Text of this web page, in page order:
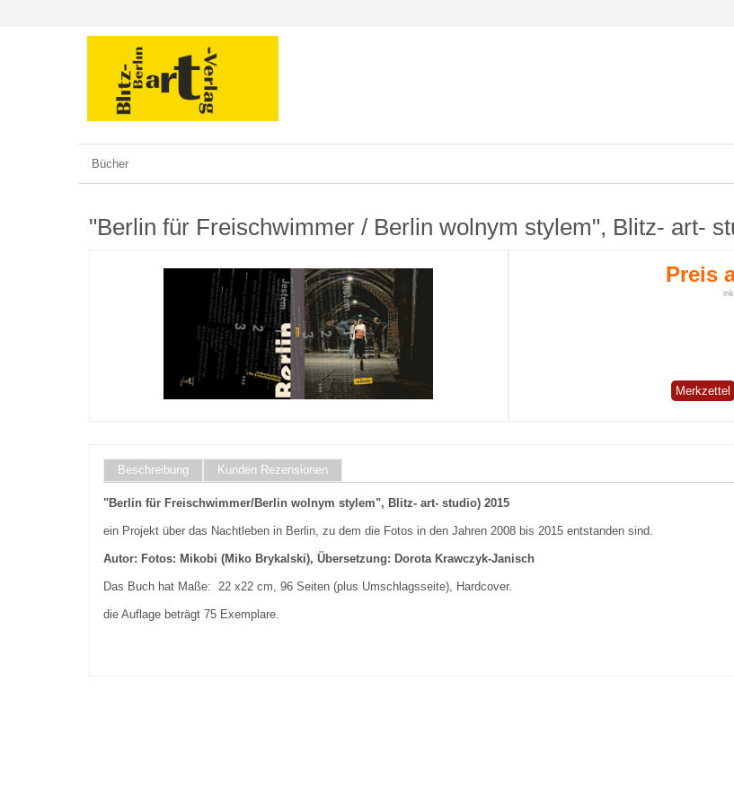
Bücher
"Berlin für Freischwimmer / Berlin wolnym stylem", Blitz- art-
Preis
Merkzettel
Beschreibung Kunden Rezensionen
"Berlin für Freischwimmer/Berlin wolnym stylem", Blitz- art- studio) 2015
ein Projekt über das Nachtleben in Berlin, zu dem die Fotos in den Jahren 2008 bis 2015 entstanden sind.
Autor: Fotos: Mikobi (Miko Brykalski), Übersetzung: Dorota Krawczyk-Janisch
Das Buch hat Maße: 22 x22 cm, 96 Seiten (plus Umschlagsseite), Hardcover.
die Auflage beträgt 75 Exemplare.